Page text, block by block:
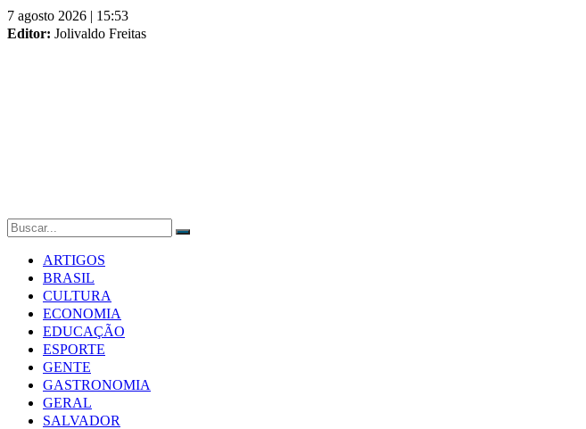
Skip
to
7 agosto 2026 | 15:53
Editor: Jolivaldo Freitas
ARTIGOS
BRASIL
CULTURA
ECONOMIA
EDUCAÇÃO
ESPORTE
GENTE
GASTRONOMIA
GERAL
SALVADOR